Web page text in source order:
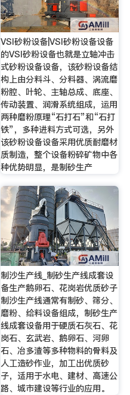
VSI砂粉设备|VSI砂粉设备设备
的VSI砂粉设备也就是立轴冲击
式砂粉设备设备，该砂粉设备结
构上由分料斗、分料器、涡流磨
粉腔、叶轮、主轴总成、底座、
传动装置、润滑系统组成，运用
两种磨粉原理“石打石”和“石打
铁”，多种进料方式可选，另外
该砂粉设备设备采用优质耐磨材
质制造，整个设备粉碎矿物中各
种优势明显，是制砂生产
制沙生产线_制砂生产线成套设
备生产鹅卵石、花岗岩优质砂子
制沙生产线通常有制砂、筛分、
磨粉、给料设备组成，制砂生产
线成套设备用于硬质石灰石、花
岗石、玄武岩、鹅卵石、河卵
石、冶多渣等多种物料的骨料及
人工造砂作业，加工出优质砂
子，适用于水电、建材、高速公
路、城市建设等行业的应用。